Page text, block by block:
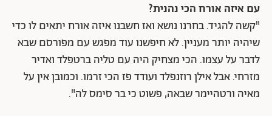
עם איזה אורח הכי נהנית?
"קשה להגיד. בחרנו נושא ואז חשבנו איזה אורח יתאים לו כדי
שיהיה יותר מעניין. לא חיפשנו עוד מפגש עם מפורסם שבא
לדבר על עצמו. הכי מצחיק היה עם טליה ברטפלד ואדיר
מזרחי. אבל אילן רוזנפלד ועודד פז הכי זרמו. וכמובן אין על
מאיה ורטהיימר שבאה, פשוט כי בר סימס לה".